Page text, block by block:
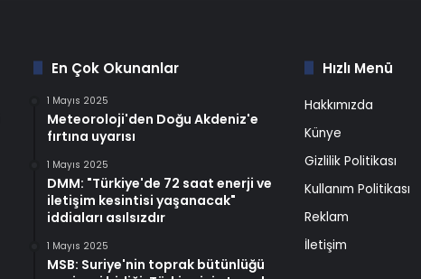
En Çok Okunanlar
1 Mayıs 2025
Meteoroloji'den Doğu Akdeniz'e
fırtına uyarısı
1 Mayıs 2025
DMM: "Türkiye'de 72 saat enerji ve
iletişim kesintisi yaşanacak"
iddiaları asılsızdır
1 Mayıs 2025
MSB: Suriye'nin toprak bütünlüğü
Hızlı Menü
Hakkımızda
Künye
Gizlilik Politikası
Kullanım Politikası
Reklam
İletişim